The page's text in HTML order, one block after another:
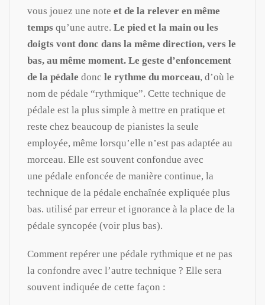
vous jouez une note et de la relever en même
temps qu’une autre. Le pied et la main ou les
doigts vont donc dans la même direction, vers le
bas, au même moment. Le geste d’enfoncement
de la pédale donc le rythme du morceau, d’où le
nom de pédale “rythmique”. Cette technique de
pédale est la plus simple à mettre en pratique et
reste chez beaucoup de pianistes la seule
employée, même lorsqu’elle n’est pas adaptée au
morceau. Elle est souvent confondue avec
une pédale enfoncée de manière continue, la
technique de la pédale enchaînée expliquée plus
bas. utilisé par erreur et ignorance à la place de la
pédale syncopée (voir plus bas).
Comment repérer une pédale rythmique et ne pas
la confondre avec l’autre technique ? Elle sera
souvent indiquée de cette façon :